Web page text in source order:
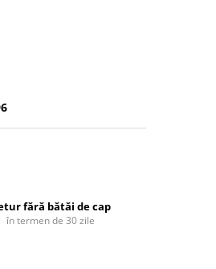
fără bătăi de cap
în termen de 30 zile